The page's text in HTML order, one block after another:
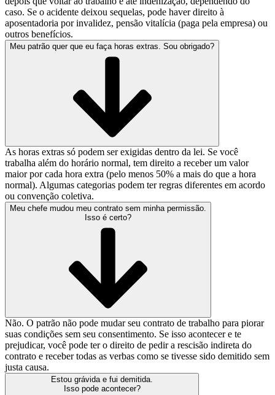
caso. Se o acidente deixou sequelas, pode haver direito à
aposentadoria por invalidez, pensão vitalícia (paga pela empresa) ou
outros benefícios.
Meu patrão quer que eu faça horas extras. Sou obrigado?
As horas extras só podem ser exigidas dentro da lei. Se você
trabalha além do horário normal, tem direito a receber um valor
maior por cada hora extra (pelo menos 50% a mais do que a hora
normal). Algumas categorias podem ter regras diferentes em acordo
ou convenção coletiva.
Meu chefe mudou meu contrato sem minha permissão.
Isso é certo?
Não. O patrão não pode mudar seu contrato de trabalho para piorar
suas condições sem seu consentimento. Se isso acontecer e te
prejudicar, você pode ter o direito de pedir a rescisão indireta do
contrato e receber todas as verbas como se tivesse sido demitido sem
justa causa.
Estou grávida e fui demitida.
Isso pode acontecer?